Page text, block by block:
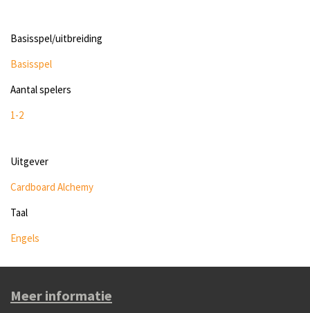
Basisspel/uitbreiding
Basisspel
Aantal spelers
1-2
Uitgever
Cardboard Alchemy
Taal
Engels
Meer informatie